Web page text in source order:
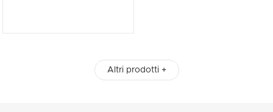
Altri prodotti +